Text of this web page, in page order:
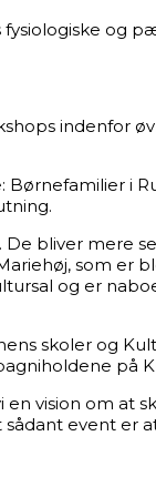
og
indenfor
i
bliver mere
som er
og er
skoler og
på
vision om at
event er